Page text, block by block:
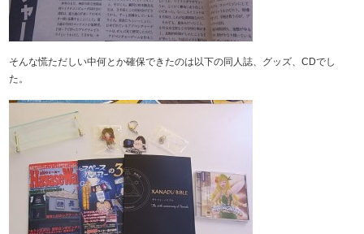
そんな慌ただしい中何とか確保できたのは以下の同人誌、グッズ、CDでし
た。